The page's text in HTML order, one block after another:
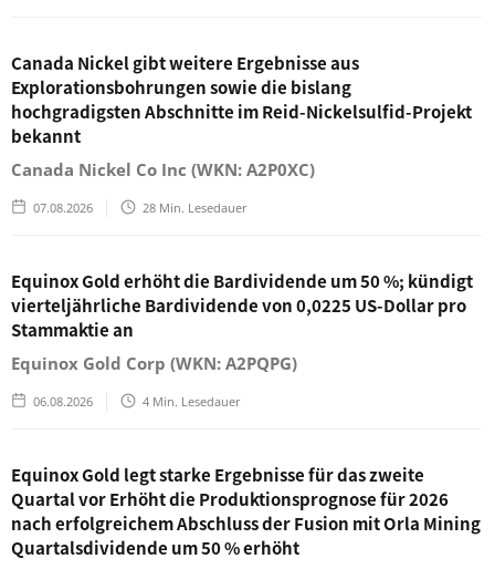
Canada Nickel gibt weitere Ergebnisse aus
Explorationsbohrungen sowie die bislang
hochgradigsten Abschnitte im Reid-Nickelsulfid-Projekt
bekannt
Canada Nickel Co Inc (WKN: A2P0XC)
07.08.2026 28 Min. Lesedauer
Equinox Gold erhöht die Bardividende um 50 %; kündigt
vierteljährliche Bardividende von 0,0225 US-Dollar pro
Stammaktie an
Equinox Gold Corp (WKN: A2PQPG)
06.08.2026 4 Min. Lesedauer
Equinox Gold legt starke Ergebnisse für das zweite
Quartal vor Erhöht die Produktionsprognose für 2026
nach erfolgreichem Abschluss der Fusion mit Orla Mining
Quartalsdividende um 50 % erhöht